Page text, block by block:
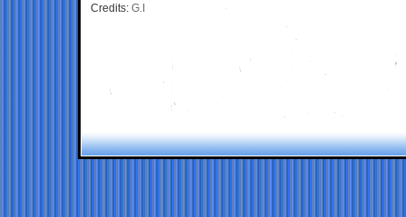
Credits: G.I